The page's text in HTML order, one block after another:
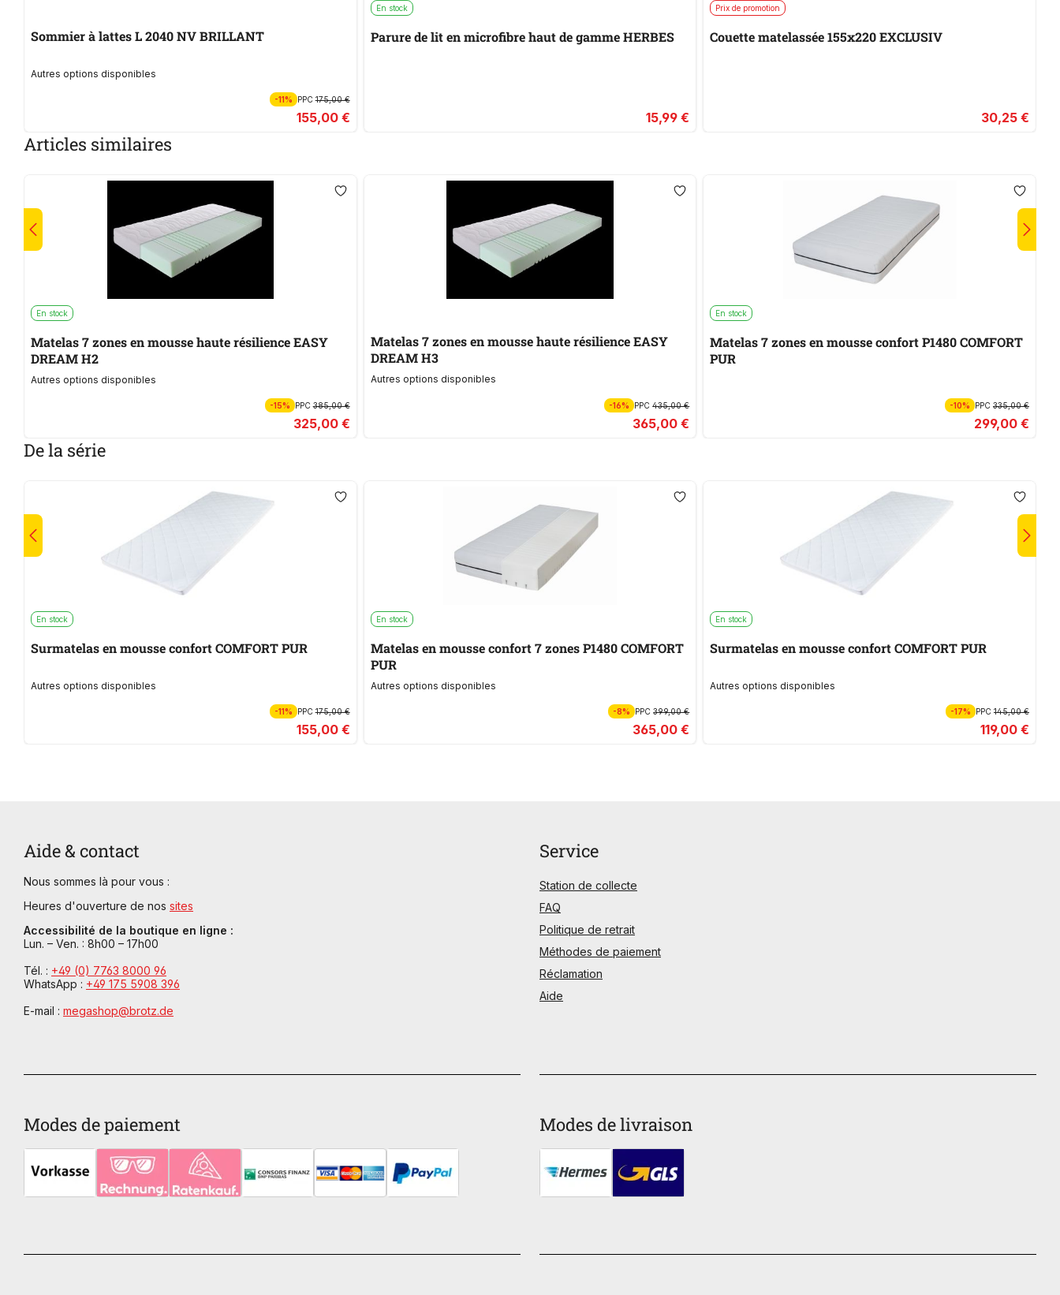
Sommier à lattes L 2040 NV BRILLANT
Autres options disponibles
-11% PPC175,00 €
155,00 €
En stock
Parure de lit en microfibre haut de gamme HERBES
15,99 €
Prix de promotion
Couette matelassée 155x220 EXCLUSIV
30,25 €
Articles similaires
En stock
Matelas 7 zones en mousse haute résilience EASY
DREAM H2
Autres options disponibles
-15% PPC385,00 €
325,00 €
Matelas 7 zones en mousse haute résilience EASY
DREAM H3
Autres options disponibles
-16% PPC435,00 €
365,00 €
En stock
Matelas 7 zones en mousse confort P1480 COMFORT
PUR
-10% PPC 335,00 €
299,00 €
De la série
En stock
Surmatelas en mousse confort COMFORT PUR
Autres options disponibles
-11% PPC175,00 €
155,00 €
En stock
Matelas en mousse confort 7 zones P1480 COMFORT
PUR
Autres options disponibles
-8% PPC399,00 €
365,00 €
En stock
Surmatelas en mousse confort COMFORT PUR
Autres options disponibles
-17% PPC 145,00 €
119,00 €
Aide & contact
Nous sommes là pour vous :
Heures d'ouverture de nos sites
Accessibilité de la boutique en ligne :
Lun. – Ven. : 8h00 – 17h00
Tél. : +49 (0) 7763 8000 96
WhatsApp : +49 175 5908 396
E-mail : megashop@brotz.de
Modes de paiement Modes de livraison
Service
Station de collecte
FAQ
Politique de retrait
Méthodes de paiement
Réclamation
Aide